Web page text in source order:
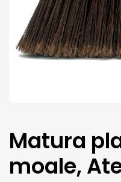
Matura
moale,